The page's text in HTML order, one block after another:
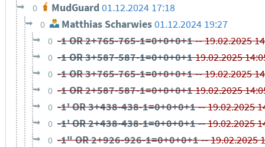
0 MudGuard 01.12.2024 17:18
0 Matthias Scharwies 01.12.2024 19:27
0 -1 OR 2+765-765-1=0+0+0+1 --19.02.2025
0 -1 OR 3+587-587-1=0+0+0+119.02.2025
0 -1 OR 3+765-765-1=0+0+0+1 --19.02.2025
0 -1 OR 2+587-587-1=0+0+0+119.02.2025
0 -1' OR 3+438-438-1=0+0+0+1 --19.02.2025
0 -1' OR 2+438-438-1=0+0+0+1 --19.02.2025
0 -1" OR 2+926-926-1=0+0+0+1 --19.02.2025